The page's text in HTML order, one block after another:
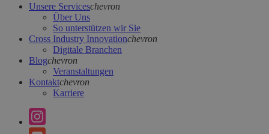
Unsere Serviceschevron
Über Uns
So unterstützen wir Sie
Cross Industry Innovationchevron
Digitale Branchen
Blogchevron
Veranstaltungen
Kontaktchevron
Karriere